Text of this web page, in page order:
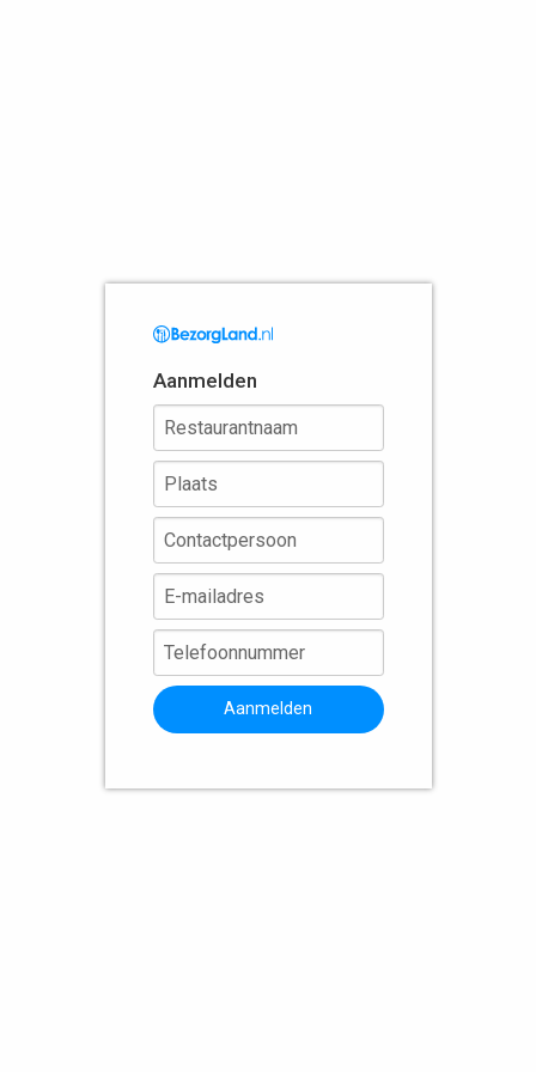
Aanmelden
Aanmelden